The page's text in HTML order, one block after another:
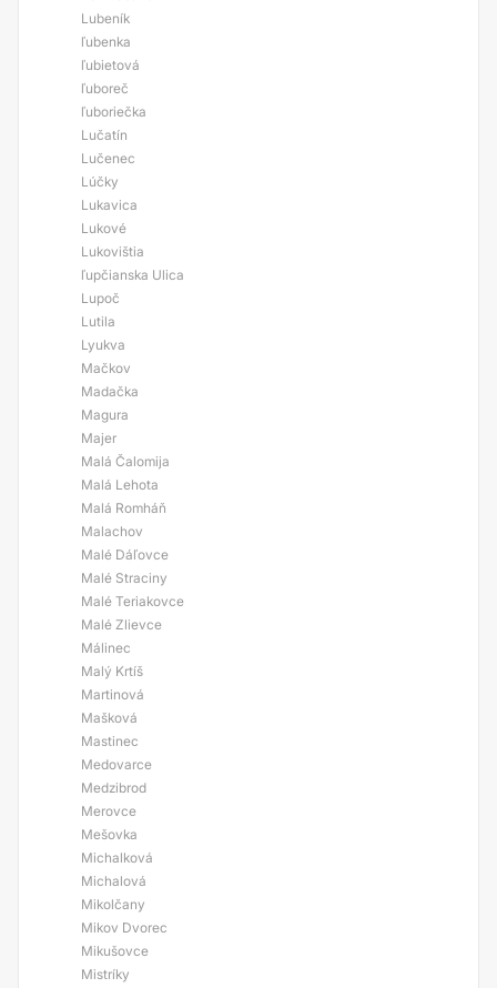
Lubeník
ľubenka
ľubietová
ľuboreč
ľuboriečka
Lučatín
Lučenec
Lúčky
Lukavica
Lukové
Lukovištia
ľupčianska Ulica
Lupoč
Lutila
Lyukva
Mačkov
Madačka
Magura
Majer
Malá Čalomija
Malá Lehota
Malá Romháň
Malachov
Malé Dáľovce
Malé Straciny
Malé Teriakovce
Malé Zlievce
Málinec
Malý Krtíš
Martinová
Mašková
Mastinec
Medovarce
Medzibrod
Merovce
Mešovka
Michalková
Michalová
Mikolčany
Mikov Dvorec
Mikušovce
Mistríky